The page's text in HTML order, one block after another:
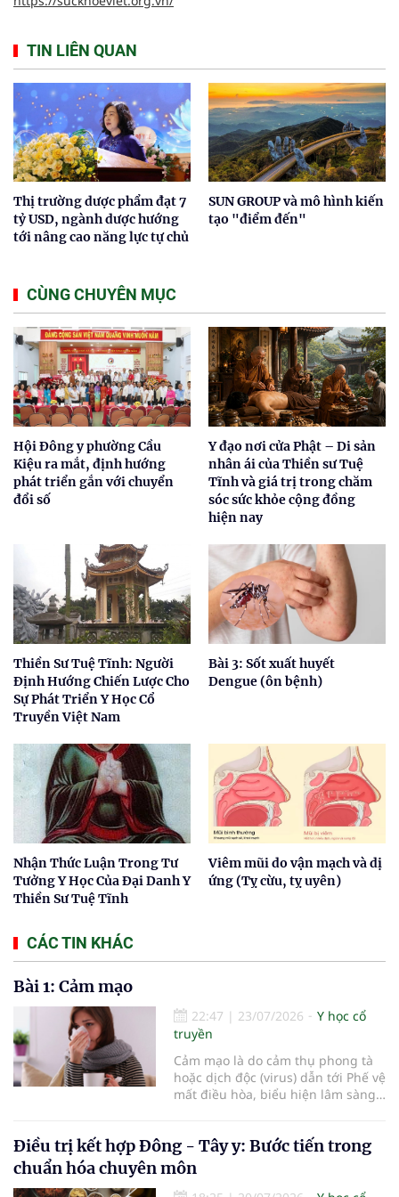
TIN LIÊN QUAN
Thị trường dược phẩm đạt 7
tỷ USD, ngành dược hướng
tới nâng cao năng lực tự chủ
SUN GROUP và mô hình kiến
tạo "điểm đến"
CÙNG CHUYÊN MỤC
Hội Đông y phường Cầu
Kiệu ra mắt, định hướng
phát triển gắn với chuyển
đổi số
Y đạo nơi cửa Phật – Di sản
nhân ái của Thiền sư Tuệ
Tĩnh và giá trị trong chăm
sóc sức khỏe cộng đồng
hiện nay
Thiền Sư Tuệ Tĩnh: Người
Định Hướng Chiến Lược Cho
Sự Phát Triển Y Học Cổ
Truyền Việt Nam
Bài 3: Sốt xuất huyết
Dengue (ôn bệnh)
Nhận Thức Luận Trong Tư
Tưởng Y Học Của Đại Danh Y
Thiền Sư Tuệ Tĩnh
Viêm mũi do vận mạch và dị
ứng (Tỵ cừu, tỵ uyên)
CÁC TIN KHÁC
Bài 1: Cảm mạo
22:47 | 23/07/2026
Y học cổ
truyền
Cảm mạo là do cảm thụ phong tà
hoặc dịch độc (virus) dẫn tới Phế vệ
mất điều hòa, biểu hiện lâm sàng
phát sốt, toàn thân mỏi mệt.
Điều trị kết hợp Đông - Tây y: Bước tiến trong
chuẩn hóa chuyên môn